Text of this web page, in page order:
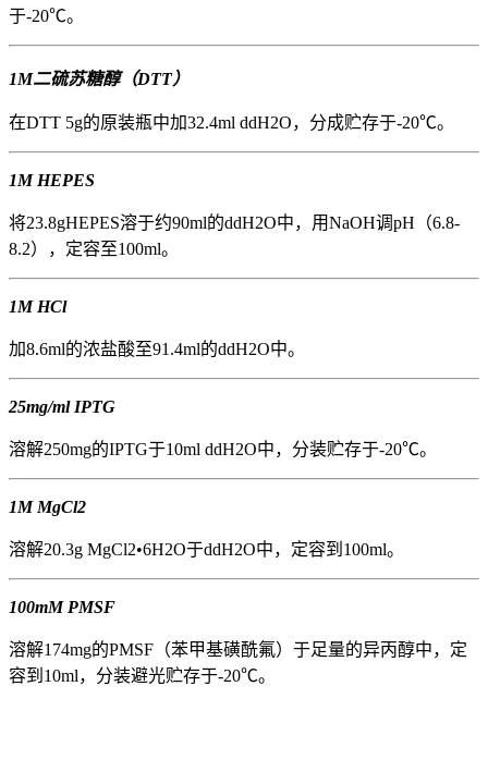
于-20℃。
1M二硫苏糖醇（DTT）
在DTT 5g的原装瓶中加32.4ml ddH2O，分成贮存于-20℃。
1M HEPES
将23.8gHEPES溶于约90ml的ddH2O中，用NaOH调pH（6.8-
8.2），定容至100ml。
1M HCl
加8.6ml的浓盐酸至91.4ml的ddH2O中。
25mg/ml IPTG
溶解250mg的IPTG于10ml ddH2O中，分装贮存于-20℃。
1M MgCl2
溶解20.3g MgCl2•6H2O于ddH2O中，定容到100ml。
100mM PMSF
溶解174mg的PMSF（苯甲基磺酰氟）于足量的异丙醇中，定
容到10ml，分装避光贮存于-20℃。